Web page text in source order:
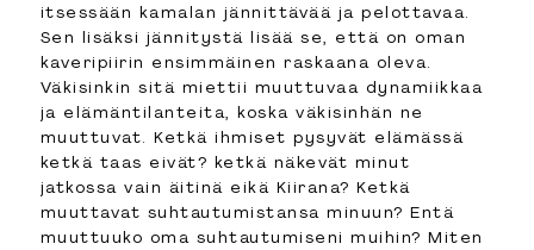
itsessään kamalan jännittävää ja pelottavaa.
Sen lisäksi jännitystä lisää se, että on oman
kaveripiirin ensimmäinen raskaana oleva.
Väkisinkin sitä miettii muuttuvaa dynamiikkaa
ja elämäntilanteita, koska väkisinhän ne
muuttuvat. Ketkä ihmiset pysyvät elämässä
ketkä taas eivät? ketkä näkevät minut
jatkossa vain äitinä eikä Kiirana? Ketkä
muuttavat suhtautumistansa minuun? Entä
muuttuuko oma suhtautumiseni muihin? Miten